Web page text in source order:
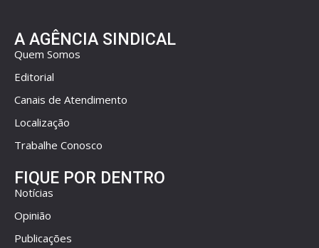
A AGÊNCIA SINDICAL
Quem Somos
Editorial
Canais de Atendimento
Localização
Trabalhe Conosco
FIQUE POR DENTRO
Notícias
Opinião
Publicações